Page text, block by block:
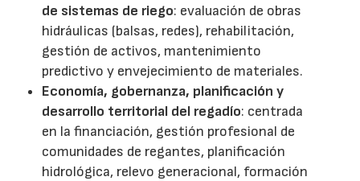
de sistemas de riego: evaluación de obras
hidráulicas (balsas, redes), rehabilitación,
gestión de activos, mantenimiento
predictivo y envejecimiento de materiales.
Economía, gobernanza, planificación y
desarrollo territorial del regadío: centrada
en la financiación, gestión profesional de
comunidades de regantes, planificación
hidrológica, relevo generacional, formación